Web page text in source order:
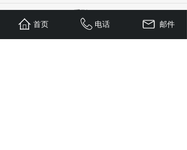
ADLINK Angelo RTV 系列......
首页 电话 邮件